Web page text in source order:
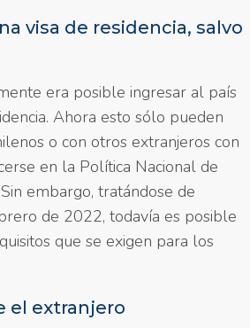
visa de residencia, salvo
era posible ingresar al país
Ahora esto sólo pueden
o con otros extranjeros con
en la Política Nacional de
embargo, tratándose de
de 2022, todavía es posible
que se exigen para los
el extranjero